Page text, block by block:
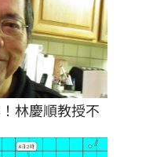
林慶順教授不